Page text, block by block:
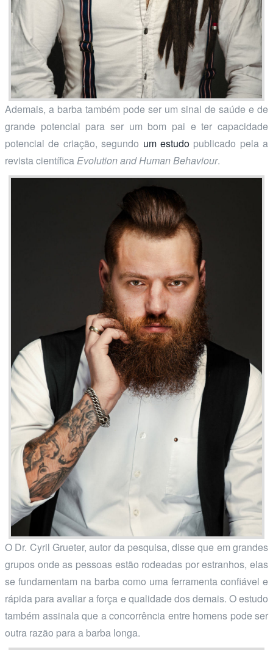
Ademais, a barba também pode ser um sinal de saúde e de
grande potencial para ser um bom pai e ter capacidade
potencial de criação, segundo um estudopublicado pela a
revista científica Evolution and Human Behaviour.
O Dr. Cyril Grueter, autor da pesquisa, disse que em grandes
grupos onde as pessoas estão rodeadas por estranhos, elas
se fundamentam na barba como uma ferramenta confiável e
rápida para avaliar a força e qualidade dos demais. O estudo
também assinala que a concorrência entre homens pode ser
outra razão para a barba longa.